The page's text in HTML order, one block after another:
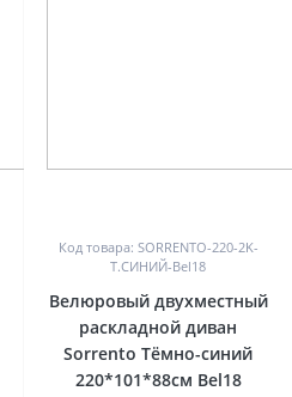
Код товара: SORRENTO-220-2K-
Т.СИНИЙ-Bel18
Велюровый двухместный
раскладной диван
Sorrento Тёмно-синий
220*101*88см Bel18